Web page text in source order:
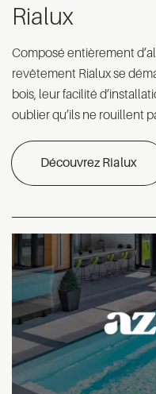
Rialux
Composé entièrement
revêtement Rialux se
bois, leur facilité
oublier qu’ils ne rouillent
Découvrez Rialux